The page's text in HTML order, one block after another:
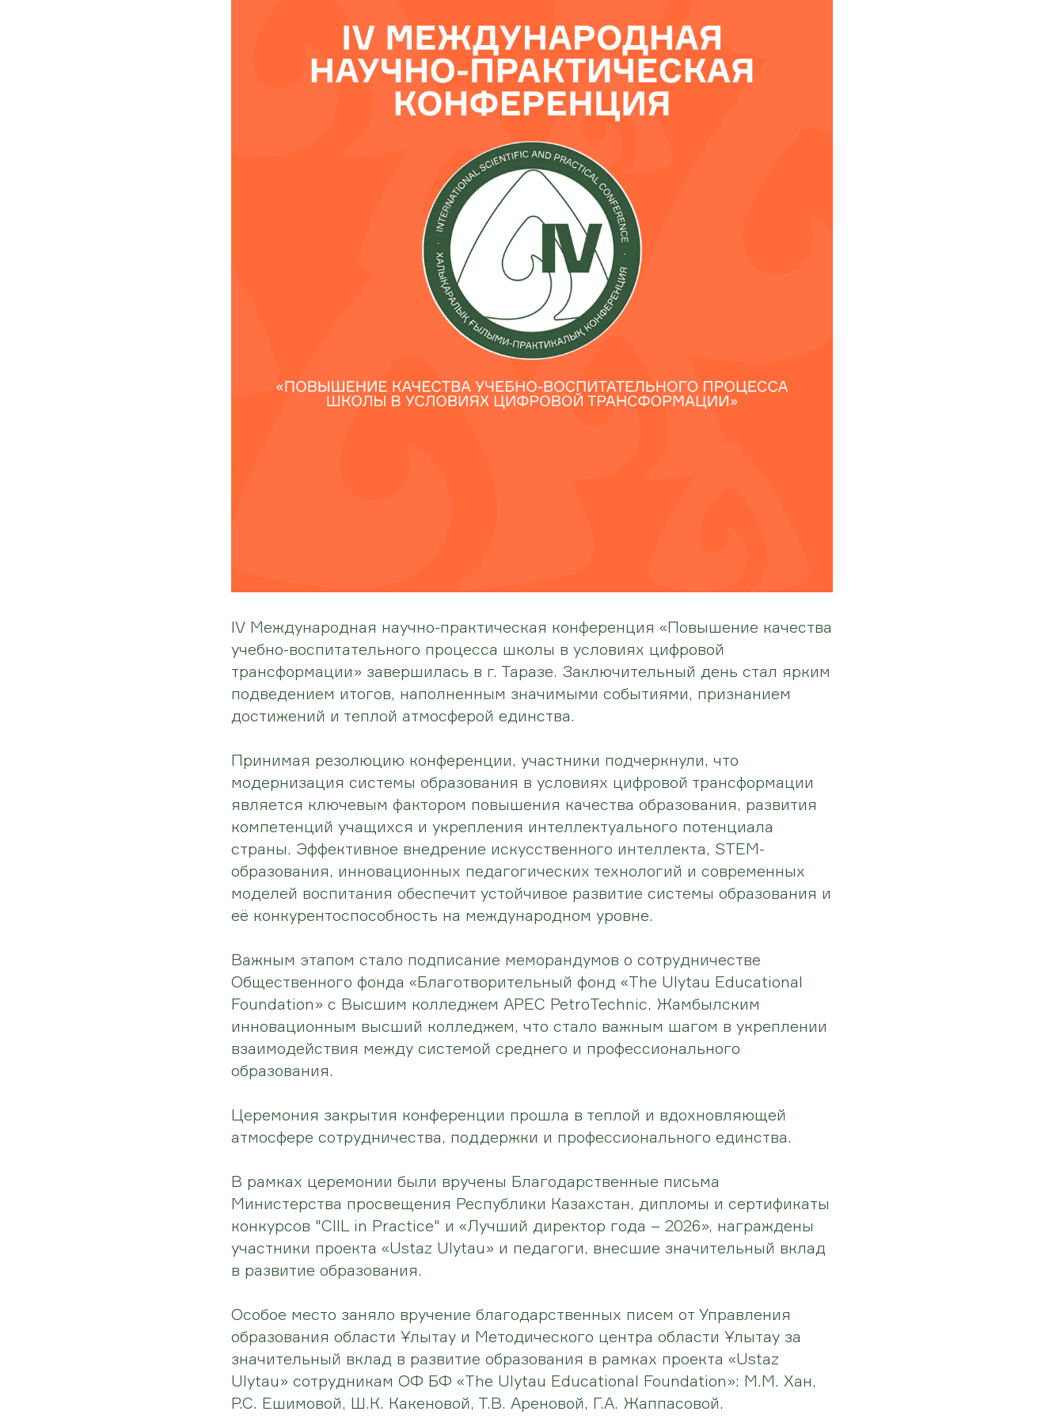
IV Международная научно-практическая конференция «Повышение качества
учебно-воспитательного процесса школы в условиях цифровой
трансформации» завершилась в г. Таразе. Заключительный день стал ярким
подведением итогов, наполненным значимыми событиями, признанием
достижений и теплой атмосферой единства.
Принимая резолюцию конференции, участники подчеркнули, что
модернизация системы образования в условиях цифровой трансформации
является ключевым фактором повышения качества образования, развития
компетенций учащихся и укрепления интеллектуального потенциала
страны. Эффективное внедрение искусственного интеллекта, STEM-
образования, инновационных педагогических технологий и современных
моделей воспитания обеспечит устойчивое развитие системы образования и
её конкурентоспособность на международном уровне.
Важным этапом стало подписание меморандумов о сотрудничестве
Общественного фонда «Благотворительный фонд «The Ulytau Educational
Foundation» с Высшим колледжем APEC PetroTechnic, Жамбылским
инновационным высший колледжем, что стало важным шагом в укреплении
взаимодействия между системой среднего и профессионального
образования.
Церемония закрытия конференции прошла в теплой и вдохновляющей
атмосфере сотрудничества, поддержки и профессионального единства.
В рамках церемонии были вручены Благодарственные письма
Министерства просвещения Республики Казахстан, дипломы и сертификаты
конкурсов "ClIL in Practice" и «Лучший директор года – 2026», награждены
участники проекта «Ustaz Ulytau» и педагоги, внесшие значительный вклад
в развитие образования.
Особое место заняло вручение благодарственных писем от Управления
образования области Ұлытау и Методического центра области Ұлытау за
значительный вклад в развитие образования в рамках проекта «Ustaz
Ulytau» сотрудникам ОФ БФ «The Ulytau Educational Foundation»: М.М. Хан,
Р.С. Ешимовой, Ш.К. Какеновой, Т.В. Ареновой, Г.А. Жаппасовой.